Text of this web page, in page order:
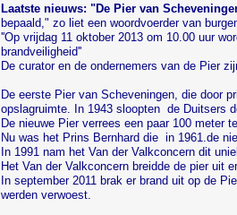
Laatste nieuws: "De Pier van
bepaald," zo liet een woordvoerder van
''Op vrijdag 11 oktober 2013 om 10.00 uur
brandveiligheid''
De curator en de ondernemers van de Pier
De eerste Pier van Scheveningen, die door
opslagruimte. In 1943 sloopten de Duitsers
De nieuwe Pier verrees een paar 100 meter
Nu was het Prins Bernhard die in 1961.de
In 1991 nam het Van der Valkconcern dit
Het Van der Valkconcern breidde de pier uit
In september 2011 brak er brand uit op de
werden verwoest.